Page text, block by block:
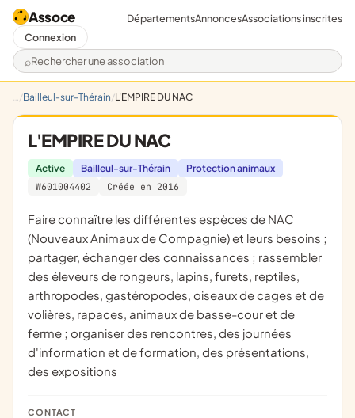
Assoce
Rechercher une association
DépartementsAnnoncesAssociations inscrites
Connexion
Bailleul-sur-Thérain L'EMPIRE DU NAC
L'EMPIRE DU NAC
Active Bailleul-sur-Thérain
Protection animaux
W601004402
Créée en 2016
faire connaître les différentes espèces de NAC
(Nouveaux Animaux de Compagnie) et leurs besoins ;
partager, échanger des connaissances ; rassembler
des éleveurs de rongeurs, lapins, furets, reptiles,
arthropodes, gastéropodes, oiseaux de cages et de
volières, rapaces, animaux de basse-cour et de
ferme ; organiser des rencontres, des journées
d'information et de formation, des présentations,
des expositions
CONTACT